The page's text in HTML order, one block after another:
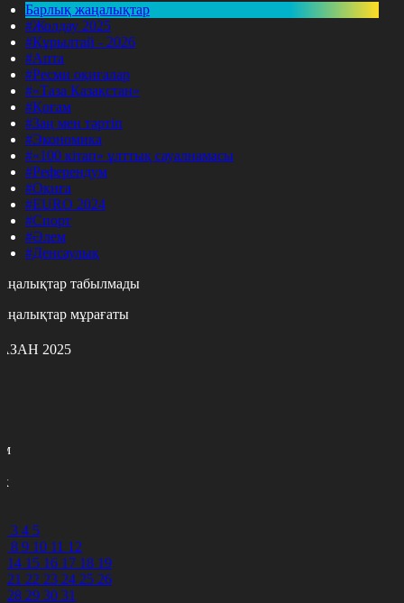
Барлық жаңалықтар
#Жолдау 2025
#Құрылтай - 2026
#Апта
#Ресми оқиғалар
#«Таза Қазақстан»
#Қоғам
#Заң мен тәртіп
#Экономика
#«100 кітап» ұлттық сауалнамасы
#Референдум
#Оқиға
#EURO 2024
#Спорт
#Әлем
#Денсаулық
табылмады
мұрағаты
2025
3 4 5
8 9 10 11 12
14 15 16 17 18 19
21 22 23 24 25 26
28 29 30 31